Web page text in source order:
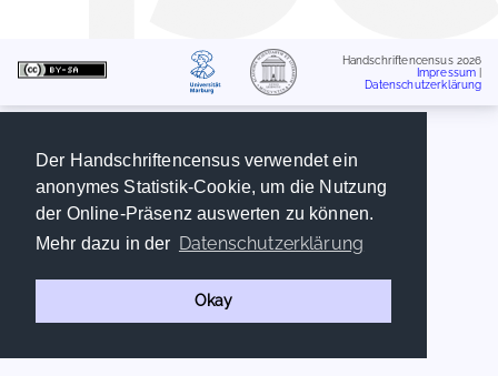
Der Handschriftencensus verwendet ein
anonymes Statistik-Cookie, um die Nutzung
der Online-Präsenz auswerten zu können.
Mehr dazu in der Datenschutzerklärung
Okay
Handschriftencensus 2026
Impressum
Datenschutzerklärung